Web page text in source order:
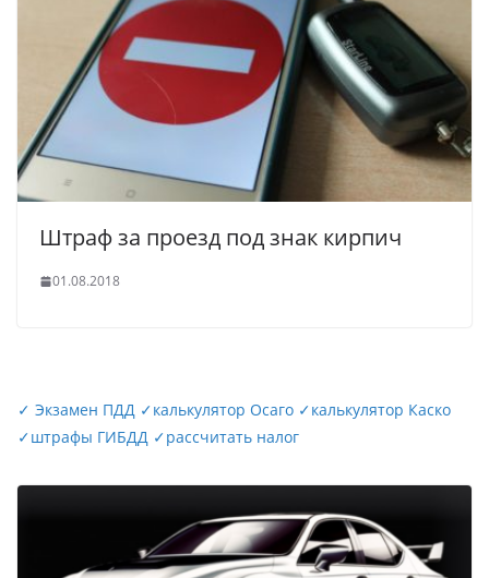
Штраф за проезд под знак кирпич
01.08.2018
✓ Экзамен ПДД ✓калькулятор Осаго ✓калькулятор Каско
✓штрафы ГИБДД ✓рассчитать налог